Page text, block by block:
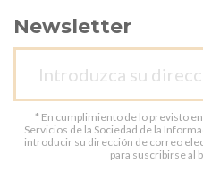
Newsletter
* En cumplimiento de lo previsto
Servicios de la Sociedad de la
introducir su dirección de correo
para suscribirse al